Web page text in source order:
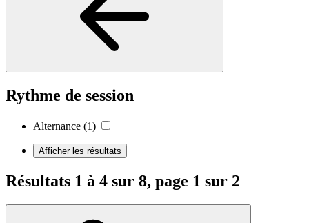
Rythme de session
Alternance (1)
Afficher les résultats
Résultats 1 à 4 sur 8, page 1 sur 2